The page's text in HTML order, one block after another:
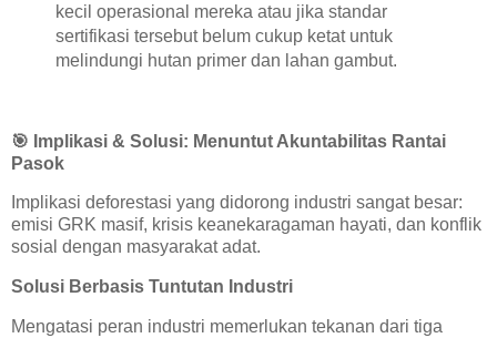
kecil operasional mereka atau jika standar
sertifikasi tersebut belum cukup ketat untuk
melindungi hutan primer dan lahan gambut.
🎯 Implikasi & Solusi: Menuntut Akuntabilitas Rantai
Pasok
Implikasi deforestasi yang didorong industri sangat besar:
emisi GRK masif, krisis keanekaragaman hayati, dan konflik
sosial dengan masyarakat adat.
Solusi Berbasis Tuntutan Industri
Mengatasi peran industri memerlukan tekanan dari tiga